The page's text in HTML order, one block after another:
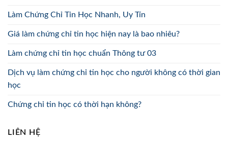
Làm Chứng Chỉ Tin Học Nhanh, Uy Tín
Giá làm chứng chỉ tin học hiện nay là bao nhiêu?
Làm chứng chỉ tin học chuẩn Thông tư 03
Dịch vụ làm chứng chỉ tin học cho người không có thời gian
học
Chứng chỉ tin học có thời hạn không?
LIÊN HỆ